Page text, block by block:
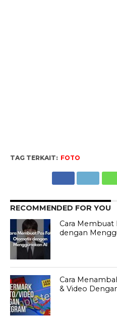
TAG TERKAIT: FOTO
RECOMMENDED FOR YOU
Cara
dengan
Cara
& Video